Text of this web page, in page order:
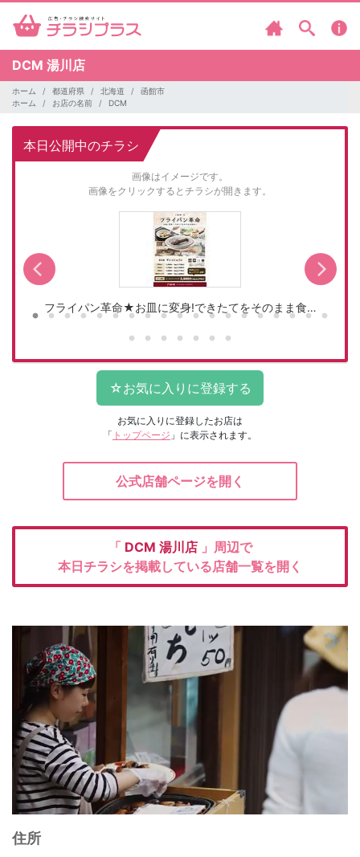
DCM 湯川店
ホーム 都道府県 北海道
函館市
ホーム
お店の名前 DCM
本日公開中のチラシ
画像はイメージです。
画像をクリックするとチラシが開きます。
フライパン革命★お皿に変身!できたてをそのまま食…
お気に入りに登録したお店は
「 トップページ 」に表示されます。
公式店舗ページを開く
「 DCM 湯川店 」周辺で
本日チラシを掲載している店舗一覧を開く
住所